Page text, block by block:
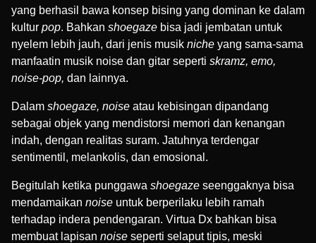
yang berhasil bawa konsep bising yang dominan ke dalam
kultur pop. Bahkan shoegaze bisa jadi jembatan untuk
nyelem lebih jauh, dari jenis musik niche yang sama-sama
manfaatin musik noise dan gitar seperti skramz, emo,
noise-pop, dan lainnya.
Dalam shoegaze, noise atau kebisingan dipandang
sebagai objek yang mendistorsi memori dan kenangan
indah, dengan realitas suram. Jatuhnya terdengar
sentimentil, melankolis, dan emosional.
Begitulah ketika punggawa shoegaze seenggaknya bisa
mendamaikan noise untuk berperilaku lebih ramah
terhadap indera pendengaran. Virtua Dx bahkan bisa
membuat lapisan noise seperti selaput tipis, meski